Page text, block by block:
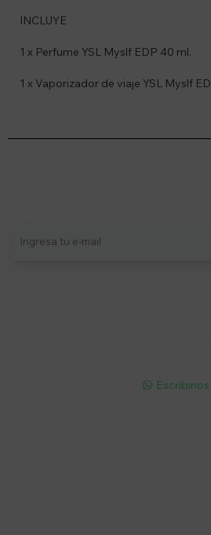
INCLUYE
1 x Perfume YSL Myslf EDP 40 ml.
1 x Vaporizador de viaje YSL Myslf
 Escribinos